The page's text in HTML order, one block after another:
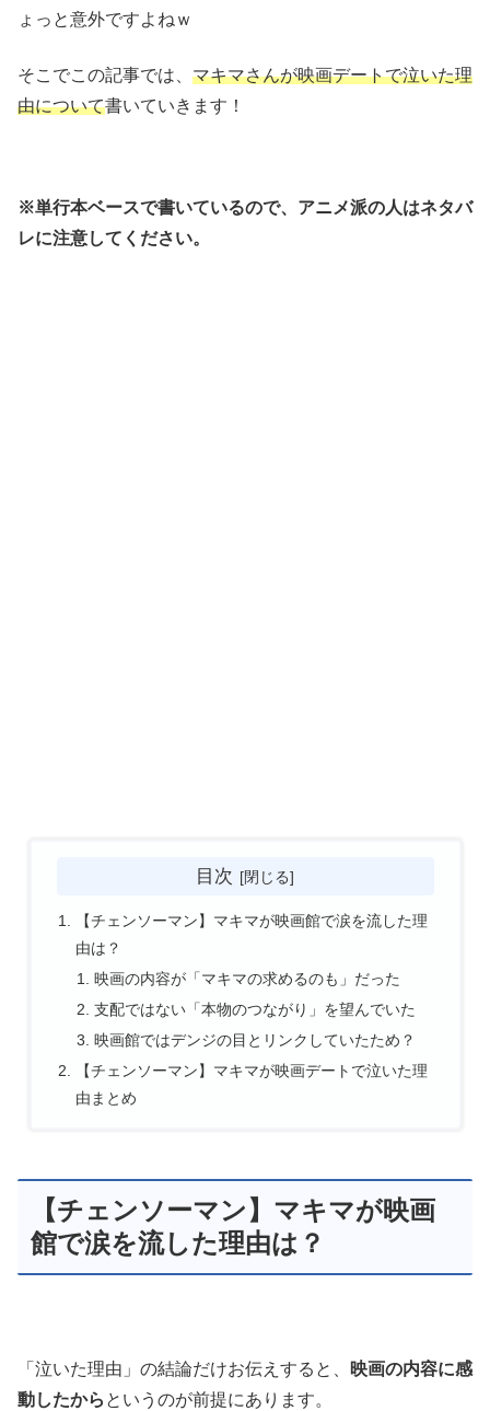
ょっと意外ですよねｗ
そこでこの記事では、 マキマさんが映画デートで泣いた理
由について書いていきます！
※単行本ベースで書いているので、アニメ派の人はネタバ
レに注意してください。
目次
【チェンソーマン】マキマが映画館で涙を流した理
由は？
映画の内容が「マキマの求めるのも」だった
支配ではない「本物のつながり」を望んでいた
映画館ではデンジの目とリンクしていたため？
【チェンソーマン】マキマが映画デートで泣いた理
由まとめ
【チェンソーマン】マキマが映画
館で涙を流した理由は？
「泣いた理由」の結論だけお伝えすると、
映画の内容に感
動したから というのが前提にあります。